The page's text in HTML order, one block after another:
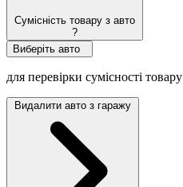
Сумісність товару з авто
?
Виберіть авто
для перевірки сумісності товару
Видалити авто з гаражу